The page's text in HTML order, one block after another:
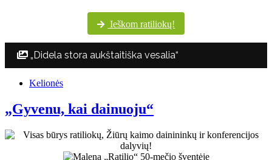
Ieškom ratiliokų!
„Didela stora aukštaitiška vesalia“
Kelionės
„Gyvenu, kai dainuoju“